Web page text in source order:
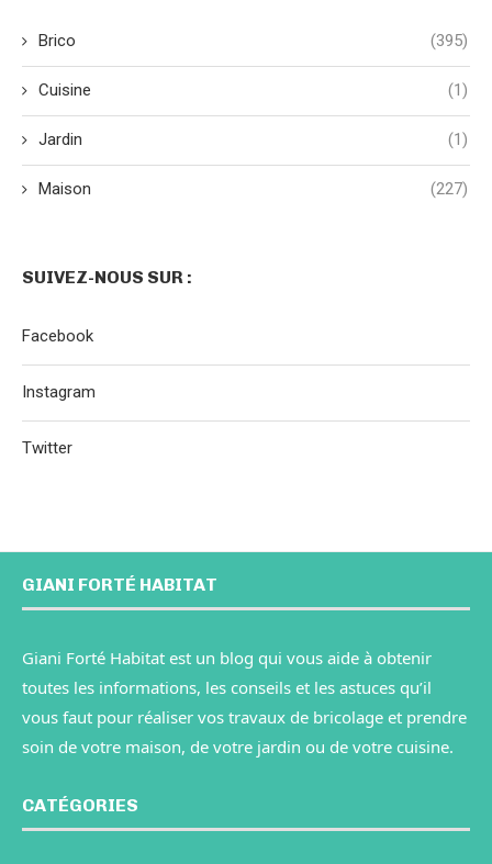
Brico (395)
Cuisine (1)
Jardin (1)
Maison (227)
SUIVEZ-NOUS SUR :
Facebook
Instagram
Twitter
GIANI FORTÉ HABITAT
Giani Forté Habitat est un blog qui vous aide à obtenir
toutes les informations, les conseils et les astuces qu’il
vous faut pour réaliser vos travaux de bricolage et prendre
soin de votre maison, de votre jardin ou de votre cuisine.
CATÉGORIES